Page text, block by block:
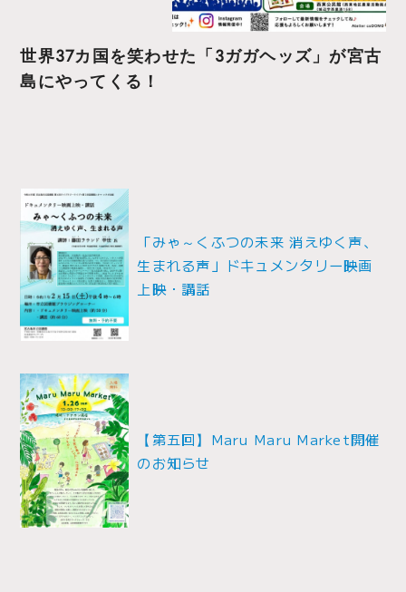
世界37カ国を笑わせた「3ガガヘッズ」が宮古
島にやってくる！
投
稿
ナ
ビ
ゲ
シ
ョ
ン
「みゃ～くふつの未来 消えゆく声、
生まれる声」ドキュメンタリー映画
上映・講話
【第五回】Maru Maru Market開催
のお知らせ